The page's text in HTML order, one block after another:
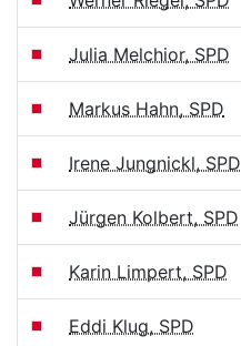
Julia Melchior, SPD
Markus Hahn, SPD
Irene Jungnickl, SPD
Jürgen Kolbert, SPD
Karin Limpert, SPD
Eddi Klug, SPD